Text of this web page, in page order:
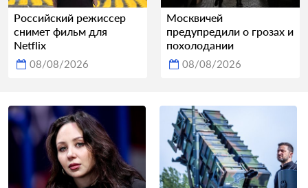
Российский режиссер
снимет фильм для
Netflix
08/08/2026
Москвичей
предупредили о грозах и
похолодании
08/08/2026